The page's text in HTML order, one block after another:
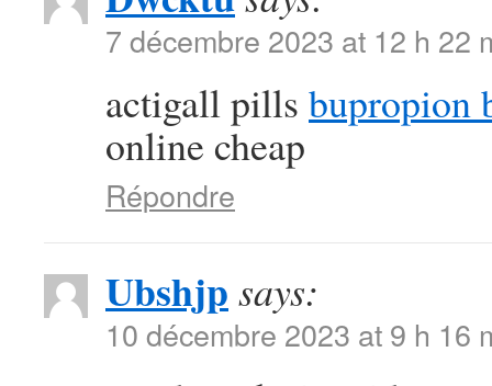
7 décembre 2023 at 12 h 22
actigall pills bupropion
online cheap
Répondre
Ubshjp says:
10 décembre 2023 at 9 h 16